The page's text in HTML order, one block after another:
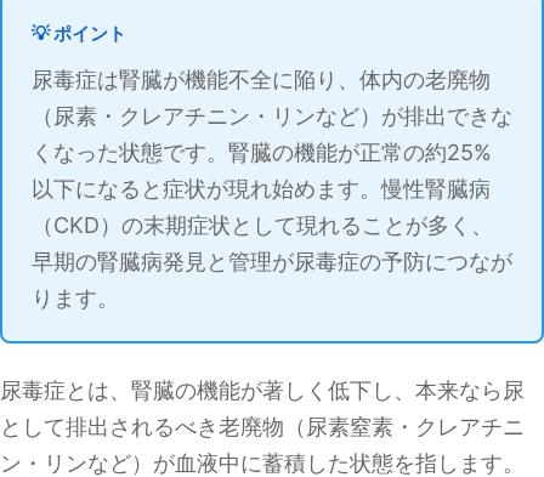
💡 ポイント
尿毒症は腎臓が機能不全に陥り、体内の老廃物
（尿素・クレアチニン・リンなど）が排出できな
くなった状態です。腎臓の機能が正常の約25%
以下になると症状が現れ始めます。慢性腎臓病
（CKD）の末期症状として現れることが多く、
早期の腎臓病発見と管理が尿毒症の予防につなが
ります。
尿毒症とは、腎臓の機能が著しく低下し、本来なら尿
として排出されるべき老廃物（尿素窒素・クレアチニ
ン・リンなど）が血液中に蓄積した状態を指します。